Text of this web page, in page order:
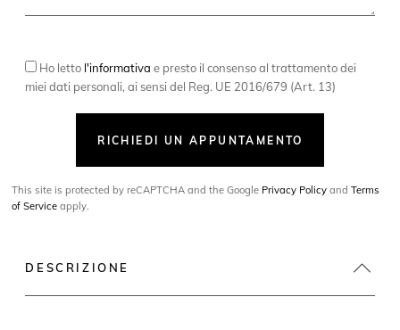
Ho letto l'informativa e presto il consenso al trattamento dei
miei dati personali, ai sensi del Reg. UE 2016/679 (Art. 13)
RICHIEDI UN APPUNTAMENTO
This site is protected by reCAPTCHA and the Google Privacy Policy andTerms
of Service apply.
DESCRIZIONE